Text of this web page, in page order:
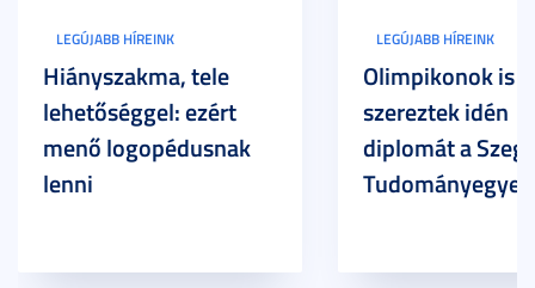
LEGÚJABB HÍREINK
Hiányszakma, tele
lehetőséggel: ezért
menő logopédusnak
lenni
LEGÚJABB HÍREINK
Olimpikonok is
szereztek idén
diplomát a